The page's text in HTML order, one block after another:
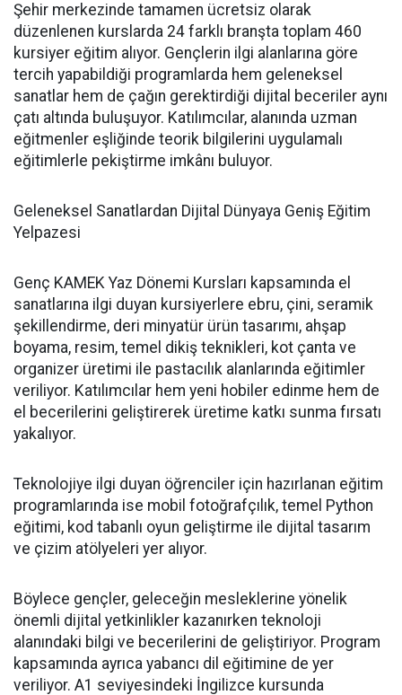
Şehir merkezinde tamamen ücretsiz olarak
düzenlenen kurslarda 24 farklı branşta toplam 460
kursiyer eğitim alıyor. Gençlerin ilgi alanlarına göre
tercih yapabildiği programlarda hem geleneksel
sanatlar hem de çağın gerektirdiği dijital beceriler aynı
çatı altında buluşuyor. Katılımcılar, alanında uzman
eğitmenler eşliğinde teorik bilgilerini uygulamalı
eğitimlerle pekiştirme imkânı buluyor.
Geleneksel Sanatlardan Dijital Dünyaya Geniş Eğitim
Yelpazesi
Genç KAMEK Yaz Dönemi Kursları kapsamında el
sanatlarına ilgi duyan kursiyerlere ebru, çini, seramik
şekillendirme, deri minyatür ürün tasarımı, ahşap
boyama, resim, temel dikiş teknikleri, kot çanta ve
organizer üretimi ile pastacılık alanlarında eğitimler
veriliyor. Katılımcılar hem yeni hobiler edinme hem de
el becerilerini geliştirerek üretime katkı sunma fırsatı
yakalıyor.
Teknolojiye ilgi duyan öğrenciler için hazırlanan eğitim
programlarında ise mobil fotoğrafçılık, temel Python
eğitimi, kod tabanlı oyun geliştirme ile dijital tasarım
ve çizim atölyeleri yer alıyor.
Böylece gençler, geleceğin mesleklerine yönelik
önemli dijital yetkinlikler kazanırken teknoloji
alanındaki bilgi ve becerilerini de geliştiriyor. Program
kapsamında ayrıca yabancı dil eğitimine de yer
veriliyor. A1 seviyesindeki İngilizce kursunda